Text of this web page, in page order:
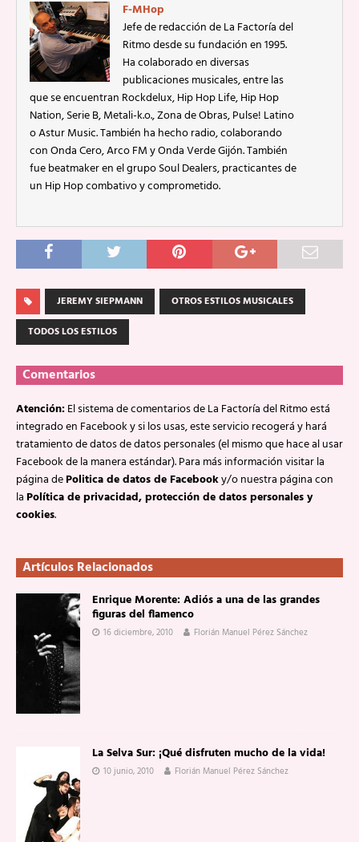
F-MHop
Jefe de redacción de La Factoría del
Ritmo desde su fundación en 1995.
Ha colaborado en diversas
publicaciones musicales, entre las
que se encuentran Rockdelux, Hip Hop Life, Hip Hop
Nation, Serie B, Metali-k.o., Zona de Obras, Pulse! Latino
o Astur Music. También ha hecho radio, colaborando
con Onda Cero, Arco FM y Onda Verde Gijón. También
fue beatmaker en el grupo Soul Dealers, practicantes de
un Hip Hop combativo y comprometido.
JEREMY SIEPMANN
OTROS ESTILOS MUSICALES
TODOS LOS ESTILOS
Comentarios
Atención:El sistema de comentarios de La Factoría del Ritmo está
integrado en Facebook y si los usas, este servicio recogerá y hará
tratamiento de datos de datos personales (el mismo que hace al usar
Facebook de la manera estándar). Para más información visitar la
página dePolitica de datos de Facebooky/o nuestra página con
laPolítica de privacidad, protección de datos personales y
cookies.
Artículos Relacionados
Enrique Morente: Adiós a una de las grandes
figuras del flamenco
16 diciembre, 2010 Florián Manuel Pérez Sánchez
La Selva Sur: ¡Qué disfruten mucho de la vida!
10 junio, 2010 Florián Manuel Pérez Sánchez